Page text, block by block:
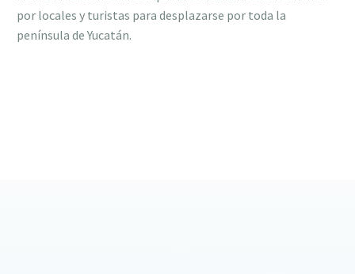
por locales y turistas para desplazarse por toda la
península de Yucatán.